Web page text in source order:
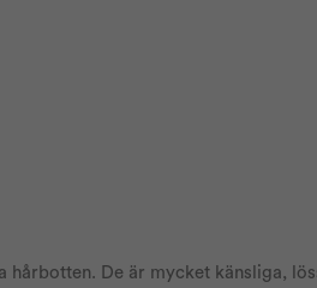
De är mycket känsliga,